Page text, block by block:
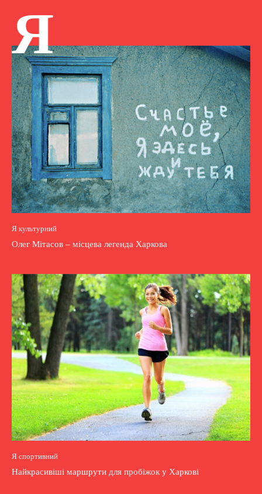
Я
Я культурний
Олег Мітасов – місцева легенда Харкова
Я спортивний
Найкрасивіші маршрути для пробіжок у Харкові